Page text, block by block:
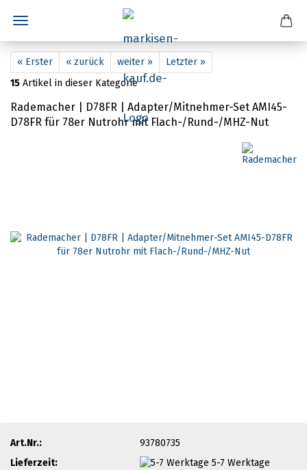
« Erster « zurück weiter »
Letzter »
15 Artikel in dieser Kategorie
Rademacher | D78FR | Adapter/Mitnehmer-Set AMI45-
D78FR für 78er Nutrohr mit Flach-/Rund-/MHZ-Nut
Art.Nr.:
93780735
Lieferzeit:
5-7 Werktage